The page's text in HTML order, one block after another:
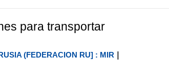
para transportar
(FEDERACION RU] : MIR|